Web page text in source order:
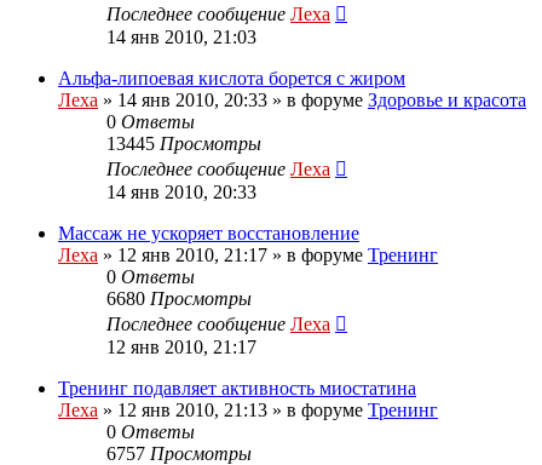
Последнее сообщение Леха
14 янв 2010, 21:03
Альфа-липоевая кислота борется с жиром
Леха » 14 янв 2010, 20:33 » в форуме Здоровье и красота
0 Ответы
13445 Просмотры
Последнее сообщение Леха
14 янв 2010, 20:33
Массаж не ускоряет восстановление
Леха » 12 янв 2010, 21:17 » в форуме Тренинг
0 Ответы
6680 Просмотры
Последнее сообщение Леха
12 янв 2010, 21:17
Тренинг подавляет активность миостатина
Леха » 12 янв 2010, 21:13 » в форуме Тренинг
0 Ответы
6757 Просмотры